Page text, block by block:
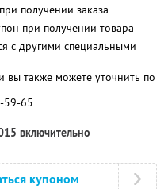
получении заказа
при получении товара
с другими специальными
также можете уточнить по
59-65
включительно
купоном